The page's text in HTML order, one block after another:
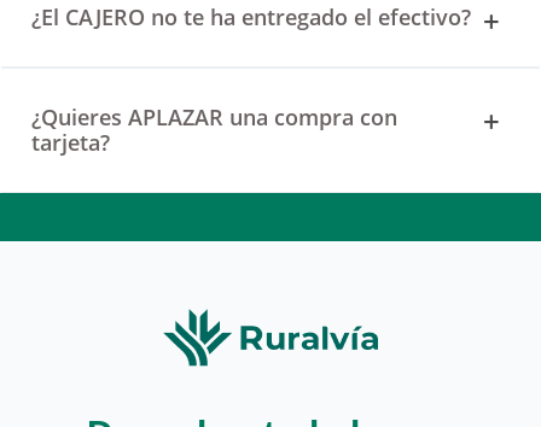
¿El CAJERO no te ha entregado el efectivo?
¿Quieres APLAZAR una compra con
tarjeta?